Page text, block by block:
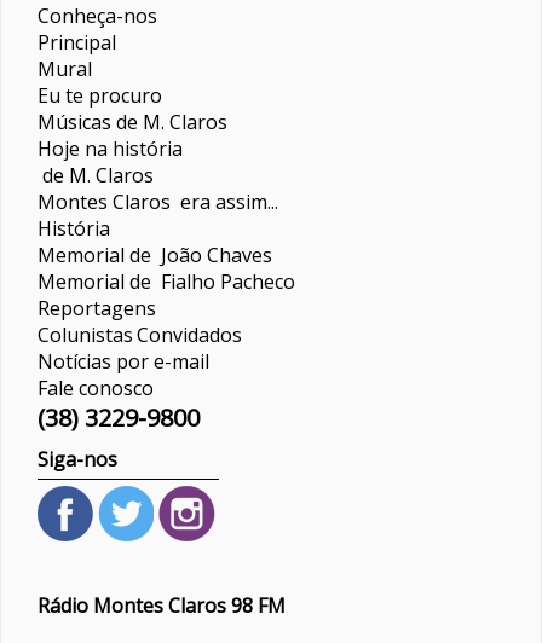
Conheça-nos
Principal
Mural
Eu te procuro
Músicas de M. Claros
Hoje na história
de M. Claros
Montes Claros era assim...
História
Memorial de João Chaves
Memorial de Fialho Pacheco
Reportagens
ColunistasConvidados
Notícias por e-mail
Fale conosco
(38) 3229-9800
Siga-nos
Rádio Montes Claros 98 FM